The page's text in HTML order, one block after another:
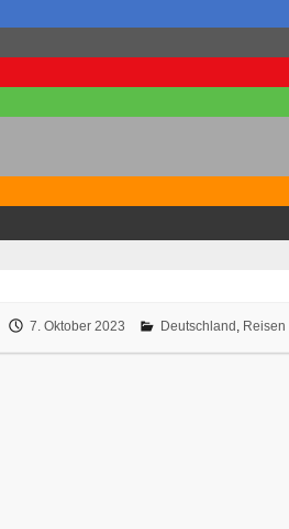
7. Oktober 2023 Deutschland , Reisen